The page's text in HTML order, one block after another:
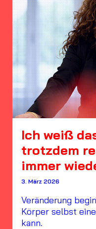
Ich weiß
trotzdem
immer
3. März 2026
Veränderung
Körper selbst
kann.